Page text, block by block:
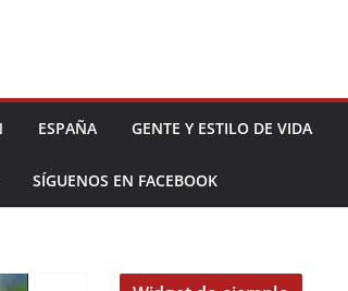
ESPAÑA GENTE Y ESTILO DE VIDA
SÍGUENOS EN FACEBOOK